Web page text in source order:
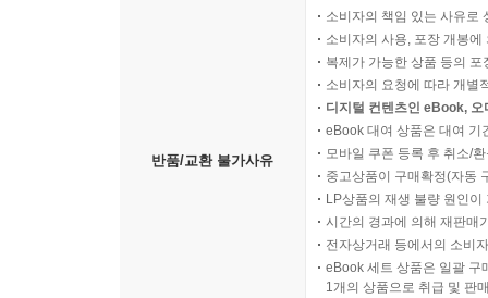
반품/교환 불가사유
소비자의 책임 있는 사유로
소비자의 사용, 포장 개봉
복제가 가능한 상품 등의
소비자의 요청에 따라 개별
디지털 컨텐츠인 eBook,
eBook 대여 상품은 대여 기
모바일 쿠폰 등록 후 취소/
중고상품이 구매확정(자동
LP상품의 재생 불량 원인
시간의 경과에 의해 재판매
전자상거래 등에서의 소비
eBook 세트 상품은 일괄 구
1개의 상품으로 취급 및 판